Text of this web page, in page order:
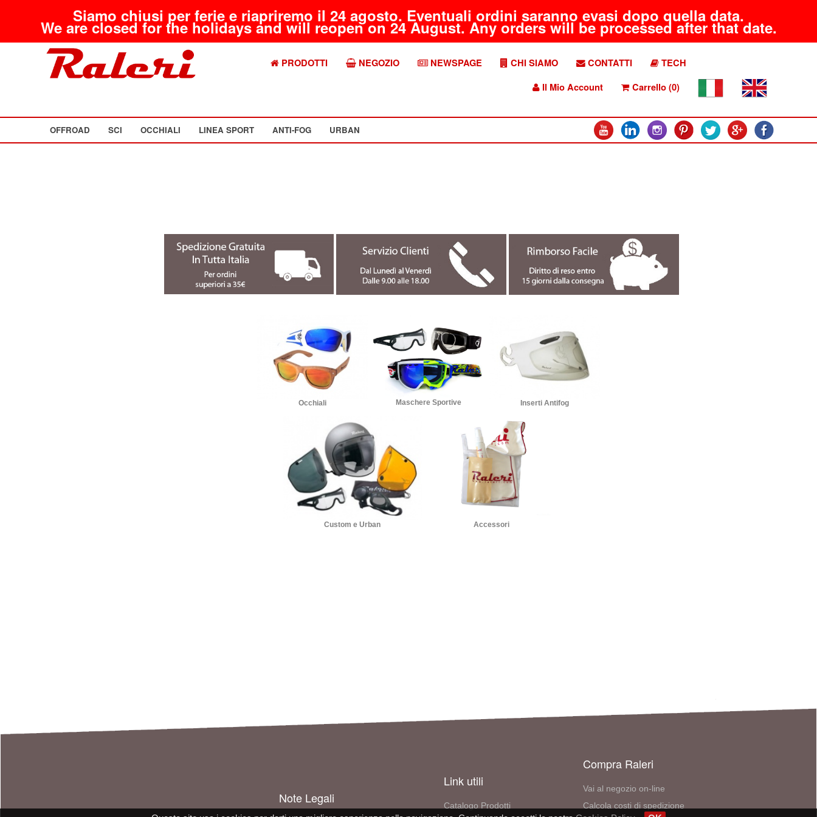
Siamo chiusi per ferie e riapriremo il 24 agosto. Eventuali ordini saranno evasi dopo quella data.
We are closed for the holidays and will reopen on 24 August. Any orders will be processed after that date.
PRODOTTI NEGOZIO NEWSPAGE CHI SIAMO CONTATTI
TECH
Il Mio Account
Carrello (0)
OFFROAD SCI OCCHIALI LINEA SPORT ANTI-FOG URBAN
Occhiali Maschere Sportive Inserti Antifog
Custom e Urban Accessori
Note Legali
Link utili
Catalogo Prodotti
Compra Raleri
Vai al negozio on-line
Calcola costi di spedizione